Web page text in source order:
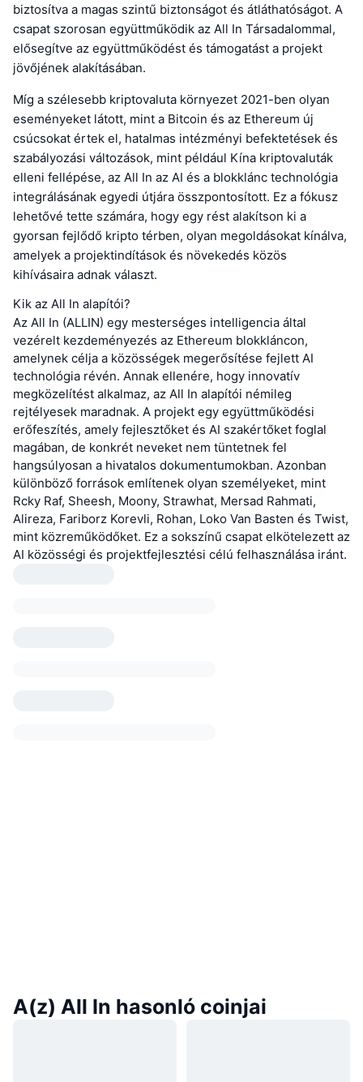
biztosítva a magas szintű biztonságot és átláthatóságot. A
csapat szorosan együttműködik az All In Társadalommal,
elősegítve az együttműködést és támogatást a projekt
jövőjének alakításában.
Míg a szélesebb kriptovaluta környezet 2021-ben olyan
eseményeket látott, mint a Bitcoin és az Ethereum új
csúcsokat értek el, hatalmas intézményi befektetések és
szabályozási változások, mint például Kína kriptovaluták
elleni fellépése, az All In az AI és a blokklánc technológia
integrálásának egyedi útjára összpontosított. Ez a fókusz
lehetővé tette számára, hogy egy rést alakítson ki a
gyorsan fejlődő kripto térben, olyan megoldásokat kínálva,
amelyek a projektindítások és növekedés közös
kihívásaira adnak választ.
Kik az All In alapítói?
Az All In (ALLIN) egy mesterséges intelligencia által
vezérelt kezdeményezés az Ethereum blokkláncon,
amelynek célja a közösségek megerősítése fejlett AI
technológia révén. Annak ellenére, hogy innovatív
megközelítést alkalmaz, az All In alapítói némileg
rejtélyesek maradnak. A projekt egy együttműködési
erőfeszítés, amely fejlesztőket és AI szakértőket foglal
magában, de konkrét neveket nem tüntetnek fel
hangsúlyosan a hivatalos dokumentumokban. Azonban
különböző források említenek olyan személyeket, mint
Rcky Raf, Sheesh, Moony, Strawhat, Mersad Rahmati,
Alireza, Fariborz Korevli, Rohan, Loko Van Basten és Twist,
mint közreműködőket. Ez a sokszínű csapat elkötelezett az
AI közösségi és projektfejlesztési célú felhasználása iránt.
A(z) All In hasonló coinjai